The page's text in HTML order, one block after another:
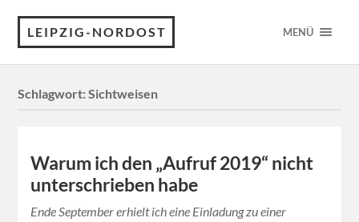
LEIPZIG-NORDOST MENÜ
Schlagwort:Sichtweisen
Warum ich den „Aufruf 2019“ nicht
unterschrieben habe
Ende September erhielt ich eine Einladung zu einer